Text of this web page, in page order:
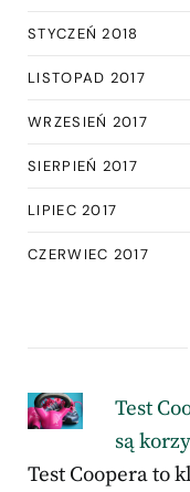
STYCZEŃ 2018
LISTOPAD 2017
WRZESIEŃ 2017
SIERPIEŃ 2017
LIPIEC 2017
CZERWIEC 2017
Test
są
Test Coopera to